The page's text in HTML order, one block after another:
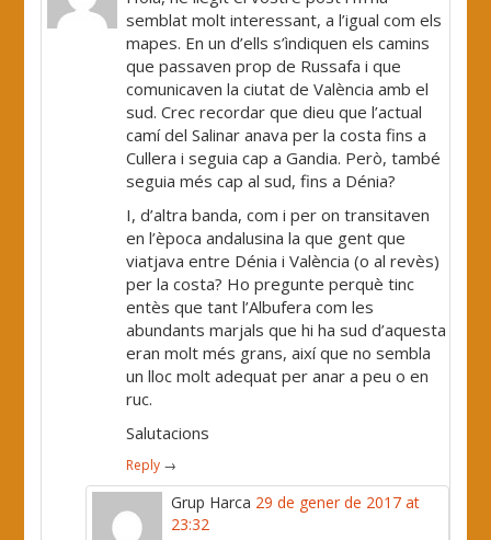
semblat molt interessant, a l’igual com els
mapes. En un d’ells s’ìndiquen els camins
que passaven prop de Russafa i que
comunicaven la ciutat de València amb el
sud. Crec recordar que dieu que l’actual
camí del Salinar anava per la costa fins a
Cullera i seguia cap a Gandia. Però, també
seguia més cap al sud, fins a Dénia?
I, d’altra banda, com i per on transitaven
en l’època andalusina la que gent que
viatjava entre Dénia i València (o al revès)
per la costa? Ho pregunte perquè tinc
entès que tant l’Albufera com les
abundants marjals que hi ha sud d’aquesta
eran molt més grans, així que no sembla
un lloc molt adequat per anar a peu o en
ruc.
Salutacions
Reply →
Grup Harca 29 de gener de 2017 at
23:32